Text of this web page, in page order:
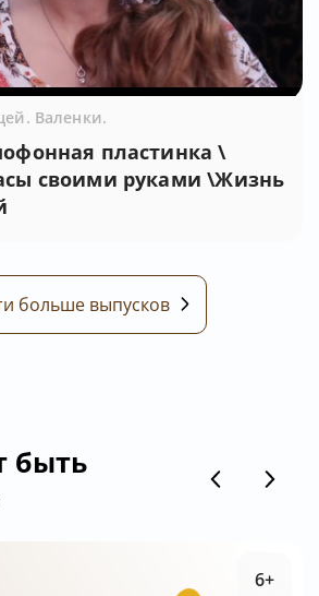
Валенки.
пластинка \
своими руками \Жизнь
больше выпусков
быть
6+